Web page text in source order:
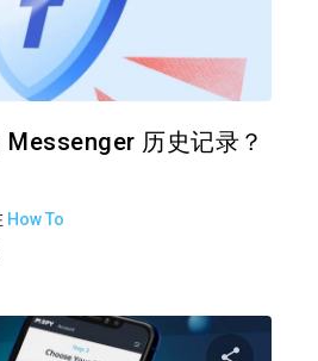
历史记录？
How To